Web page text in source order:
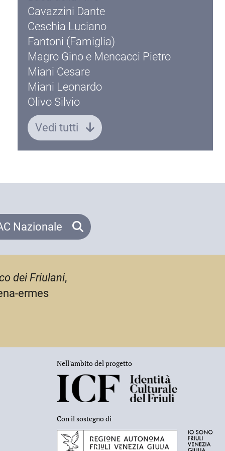
Cavazzini Dante
Ceschia Luciano
Fantoni (Famiglia)
Magro Gino e Mencacci Pietro
Miani Cesare
Miani Leonardo
Olivo Silvio
Vedi tutti
Nazionale
dei Friulani,
ermes
Nell'ambito del progetto
Con il sostegno di